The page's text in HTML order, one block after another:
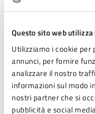
Questo sito web utilizza
Utilizziamo i cookie
annunci, per fornire
analizzare il nostro
informazioni sul modo
nostri partner che si
pubblicità e social
Costi
Gratuito